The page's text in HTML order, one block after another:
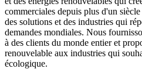
commerciales depuis plus d'un
des solutions et des industries qui
demandes mondiales. Nous
à des clients du monde entier et
renouvelable aux industries qui
écologique.